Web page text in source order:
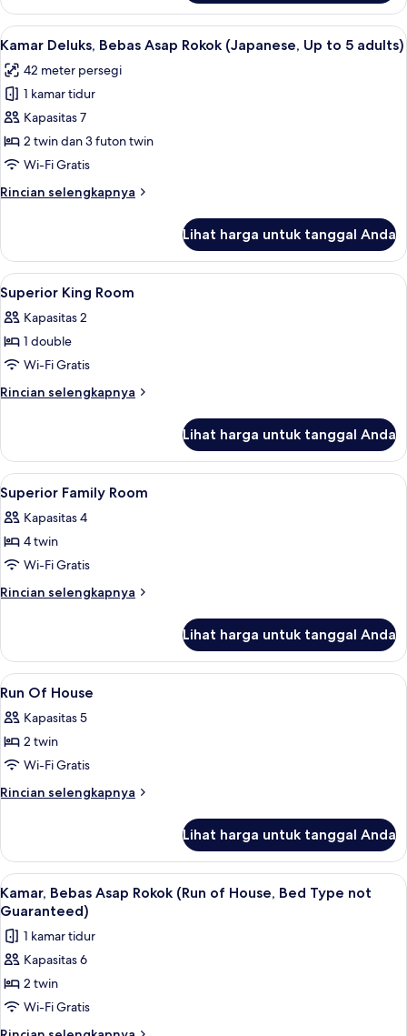
Kamar
Superior,
Bebas
Rokok
(King)
Lihat
semua
foto
untuk
Kamar
Deluks,
Bebas
Rokok
to
5
adults)
Kamar Deluks, Bebas Asap Rokok
16
Kamar Deluks, Bebas Asap Rokok (Japanese, Up to 5 adults)
42 meter persegi
1 kamar tidur
Kapasitas 7
2 twin dan 3 futon twin
Wi-Fi Gratis
Rincian selengkapnya
Rincian
Kamar
Deluks,
Bebas
Asap
Rokok
(Japanese,
to
5
adults)
Lihat harga untuk tanggal Anda
Lihat
semua
foto
untuk
Superior
King
Brankas, Wi-Fi gratis, dan seprai linen
1
Superior King Room
Kapasitas 2
1 double
Wi-Fi Gratis
Rincian selengkapnya
Rincian
Superior
King
Room
Lihat harga untuk tanggal Anda
Lihat
semua
foto
untuk
Superior
Family
Brankas, Wi-Fi gratis, dan seprai linen
1
Superior Family Room
Kapasitas 4
4 twin
Wi-Fi Gratis
Rincian selengkapnya
Rincian
Superior
Family
Room
Lihat harga untuk tanggal Anda
Lihat
semua
foto
untuk
Run
Of
Lemari es, microwave, kompor, dan
1
Run Of House
Kapasitas 5
2 twin
Wi-Fi Gratis
Rincian selengkapnya
Rincian
Run
Of
House
Lihat harga untuk tanggal Anda
Lihat
semua
foto
untuk
Kamar,
Bebas
Asap
Rokok
Lemari es, microwave, kompor, dan
6
Kamar, Bebas Asap Rokok (Run of House, Bed Type not
Guaranteed)
1 kamar tidur
Kapasitas 6
2 twin
Wi-Fi Gratis